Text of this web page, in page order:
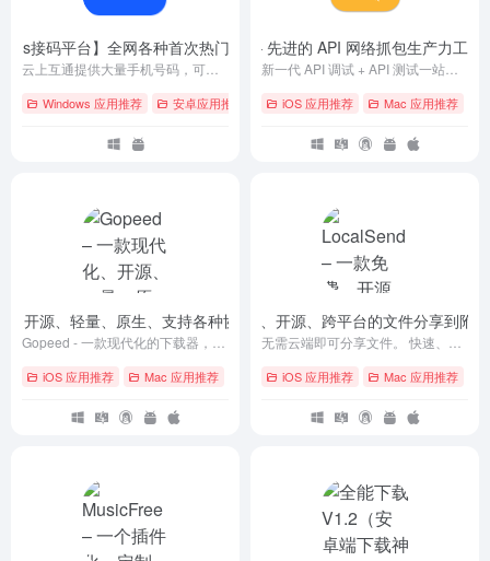
接码平台】全网各种首次热门 app 项目，亲测好用- v2.28
Windows 应用推荐 安卓应用推荐 # 接码 # 短信 # 隐私
Reqable – 先进的 API 网络抓包生产力工具
iOS 应用推荐 Mac 应用推荐
开源、轻量、原生、支持各种协议下载的下载器- v1.9.1
iOS 应用推荐 Mac 应用推荐 # Android # GitHub # iOS
LocalSend – 一款免费、开源、跨平台的文件分享到附
iOS 应用推荐 Mac 应用推荐